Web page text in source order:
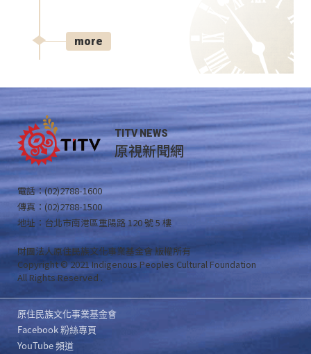
more
TITV NEWS
原視新聞網
電話：(02)2788-1600
傳真：(02)2788-1500
地址：台北市南港區重陽路 120 號 5 樓
財團法人原住民族文化事業基金會 版權所有
Copyright © 2021 Indigenous Peoples Cultural Foundation
All Rights Reserved .
原住民族文化事業基金會
Facebook 粉絲專頁
YouTube 頻道